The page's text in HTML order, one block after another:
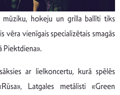
mūziku, hokeju un grilla ballīti tiks
vēra vienīgais specializētais smagās
Piektdiena».
ar lielkoncertu, kurā spēlēs
Latgales metālisti «Green